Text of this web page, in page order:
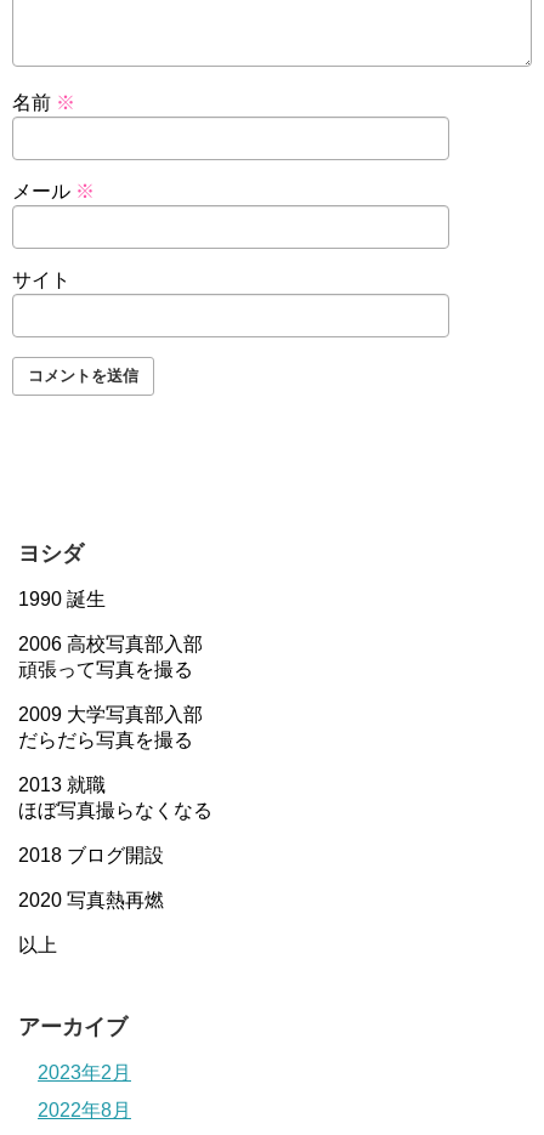
名前 ※
メール ※
サイト
ヨシダ
1990 誕生
2006 高校写真部入部
頑張って写真を撮る
2009 大学写真部入部
だらだら写真を撮る
2013 就職
ほぼ写真撮らなくなる
2018 ブログ開設
2020 写真熱再燃
以上
アーカイブ
2023年2月
2022年8月